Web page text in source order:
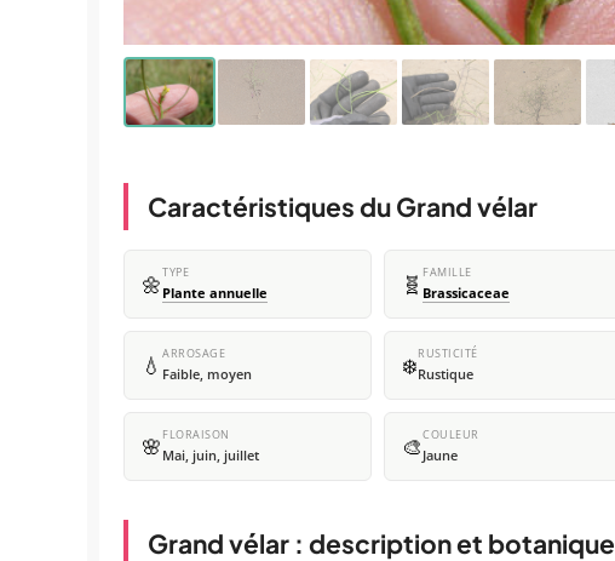
Caractéristiques du Grand vélar
🌼TYPE
Plante annuelle 🧬 FAMILLE
Brassicaceae
💧 ARROSAGE
Faible, moyen ❄️RUSTICITÉ
Rustique
🌸 FLORAISON
Mai, juin, juillet 🎨COULEUR
Jaune
Grand vélar : description et botanique